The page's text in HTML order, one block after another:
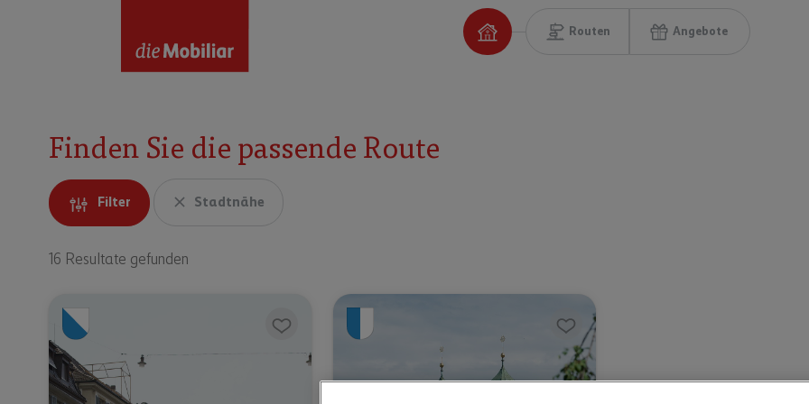
Routen Angebote
Finden Sie die passende Route
Filter Stadtnähe
16 Resultate gefunden